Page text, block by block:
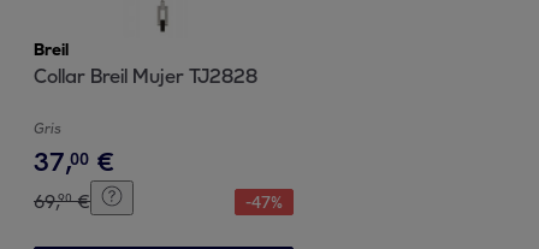
Breil
Collar Breil Mujer TJ2828
Gris
37,00 €
69,90 € -47%